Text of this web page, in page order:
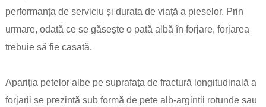
performanța de serviciu și durata de viață a pieselor. Prin
urmare, odată ce se găsește o pată albă în forjare, forjarea
trebuie să fie casată.
Apariția petelor albe pe suprafața de fractură longitudinală a
forjarii se prezintă sub formă de pete alb-argintii rotunde sau